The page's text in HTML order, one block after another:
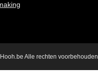
Alle rechten voorbehouden